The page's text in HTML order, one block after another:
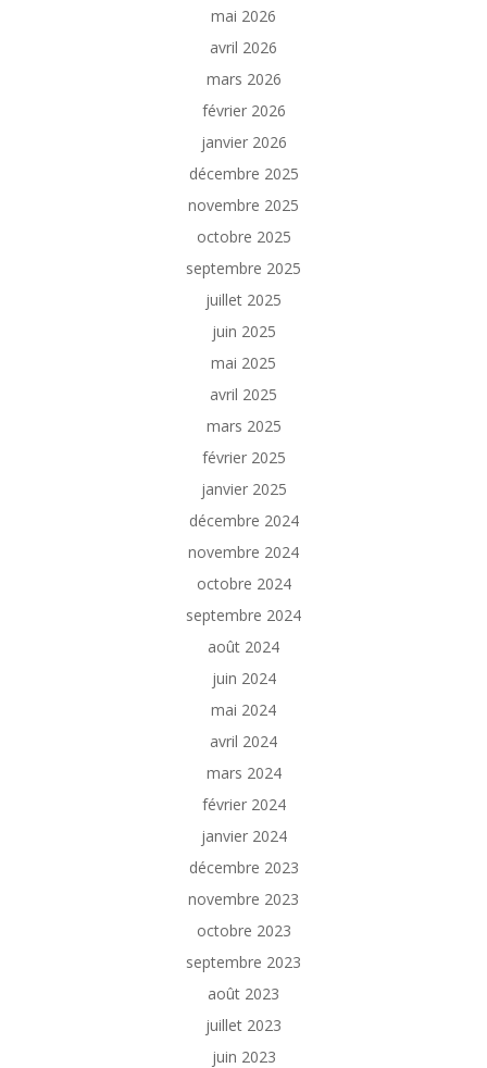
mai 2026
avril 2026
mars 2026
février 2026
janvier 2026
décembre 2025
novembre 2025
octobre 2025
septembre 2025
juillet 2025
juin 2025
mai 2025
avril 2025
mars 2025
février 2025
janvier 2025
décembre 2024
novembre 2024
octobre 2024
septembre 2024
août 2024
juin 2024
mai 2024
avril 2024
mars 2024
février 2024
janvier 2024
décembre 2023
novembre 2023
octobre 2023
septembre 2023
août 2023
juillet 2023
juin 2023